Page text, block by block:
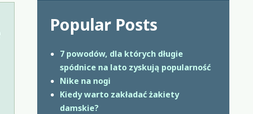
Popular Posts
7 powodów, dla których długie
spódnice na lato zyskują popularność
Nike na nogi
Kiedy warto zakładać żakiety
damskie?